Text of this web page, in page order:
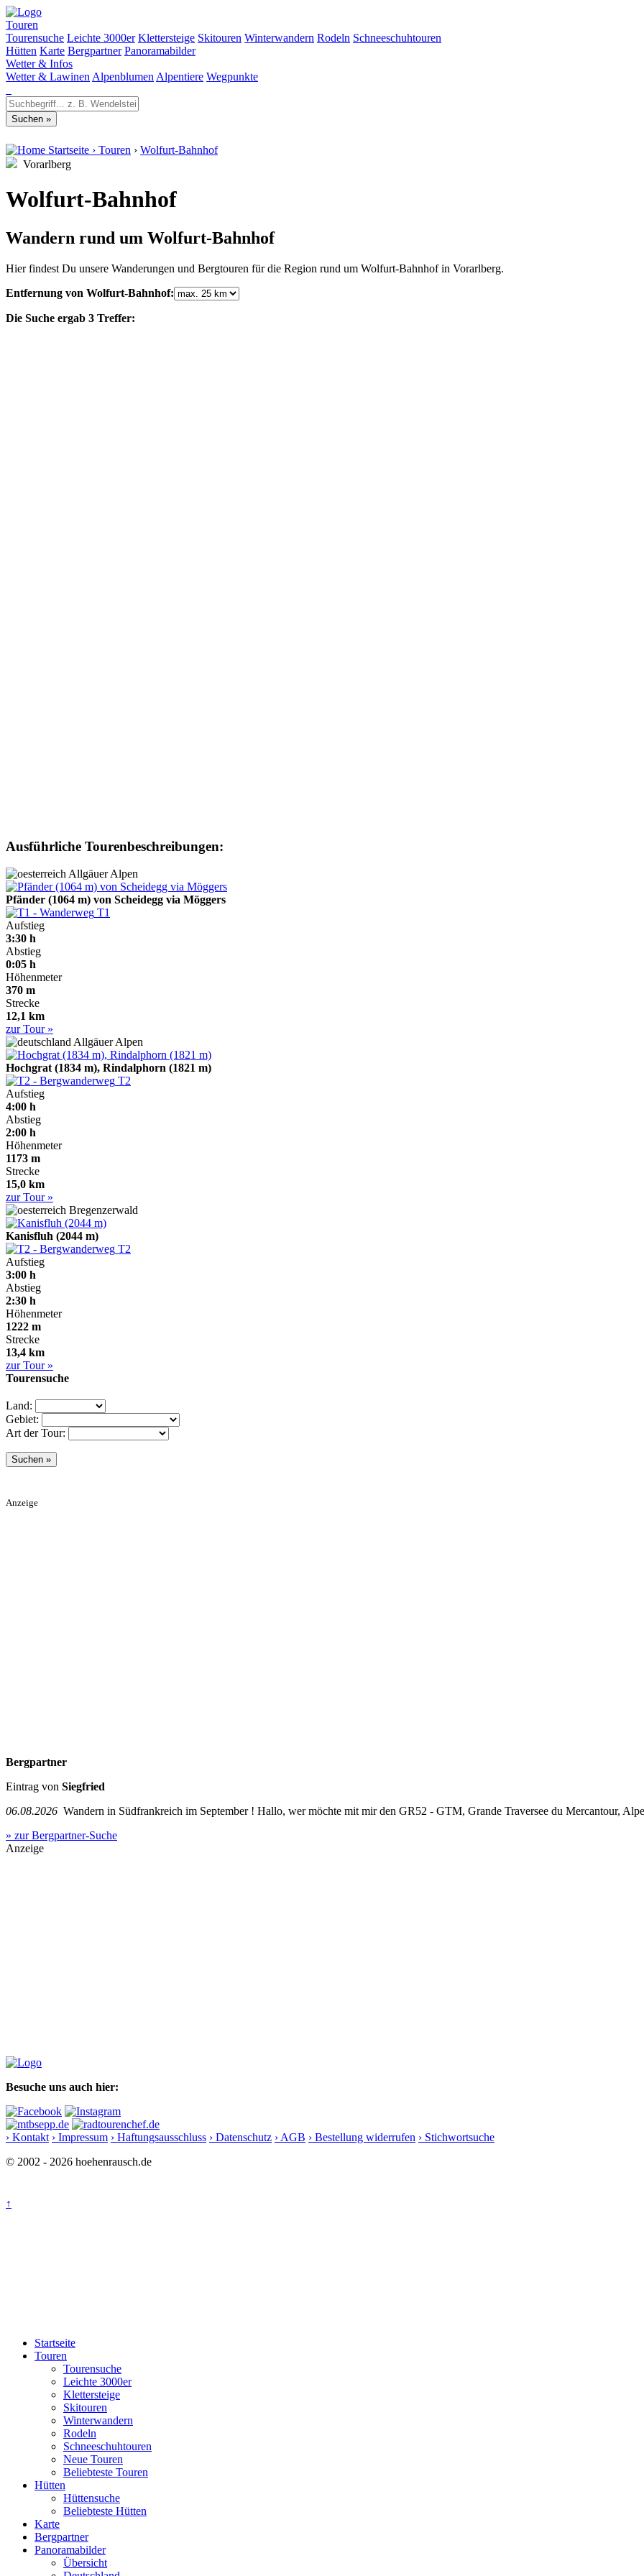
Touren
Tourensuche Leichte 3000er Klettersteige Skitouren Winterwandern Rodeln Schneeschuhtouren
Hütten Karte Bergpartner Panoramabilder
Wetter & Infos
Wetter & Lawinen Alpenblumen Alpentiere Wegpunkte
Startseite › Touren › Wolfurt-Bahnhof
Vorarlberg
Wolfurt-Bahnhof
Wandern rund um Wolfurt-Bahnhof
Hier findest Du unsere Wanderungen und Bergtouren für die Region rund um Wolfurt-Bahnhof in Vorarlberg.
Entfernung von Wolfurt-Bahnhof:
Die Suche ergab 3 Treffer:
Ausführliche Tourenbeschreibungen:
Allgäuer Alpen
Pfänder (1064 m) von Scheidegg via Möggers
T1
Aufstieg
3:30 h
Abstieg
0:05 h
Höhenmeter
370 m
Strecke
12,1 km
zur Tour »
Allgäuer Alpen
Hochgrat (1834 m), Rindalphorn (1821 m)
T2
Aufstieg
4:00 h
Abstieg
2:00 h
Höhenmeter
1173 m
Strecke
15,0 km
zur Tour »
Bregenzerwald
Kanisfluh (2044 m)
T2
Aufstieg
3:00 h
Abstieg
2:30 h
Höhenmeter
1222 m
Strecke
13,4 km
zur Tour »
Tourensuche
Land:
Gebiet:
Art der Tour:
Anzeige
Bergpartner
Eintrag von Siegfried
06.08.2026 Wandern in Südfrankreich im September ! Hallo, wer möchte mit mir den GR52 - GTM, Grande Traversee du Mercantour,
» zur Bergpartner-Suche
Anzeige
Besuche uns auch hier:
› Kontakt › Impressum › Haftungsausschluss › Datenschutz › AGB › Bestellung widerrufen › Stichwortsuche
© 2002 - 2026 hoehenrausch.de
↑
Startseite
Touren
Tourensuche
Leichte 3000er
Klettersteige
Skitouren
Winterwandern
Rodeln
Schneeschuhtouren
Neue Touren
Beliebteste Touren
Hütten
Hüttensuche
Beliebteste Hütten
Karte
Bergpartner
Panoramabilder
Übersicht